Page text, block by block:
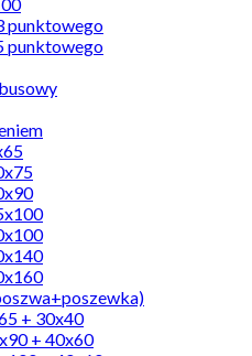
punktowego
punktowego
+ 30x40
+ 40x60